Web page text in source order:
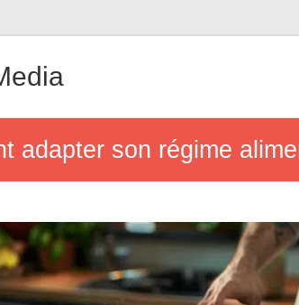
adapter son régime